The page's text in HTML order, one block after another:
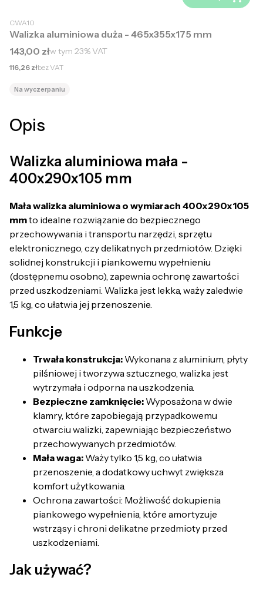
CWA10
Walizka aluminiowa duża - 465x355x175 mm
Cena brutto
143,00 złw tym 23%VAT
Cena netto
116,26 złbez VAT
Na wyczerpaniu
Opis
Walizka aluminiowa mała -
400x290x105 mm
Mała walizka aluminiowa o wymiarach 400x290x105
mmto idealne rozwiązanie do bezpiecznego
przechowywania i transportu narzędzi, sprzętu
elektronicznego, czy delikatnych przedmiotów. Dzięki
solidnej konstrukcji i piankowemu wypełnieniu
(dostępnemu osobno), zapewnia ochronę zawartości
przed uszkodzeniami. Walizka jest lekka, waży zaledwie
1,5 kg, co ułatwia jej przenoszenie.
Funkcje
Trwała konstrukcja: Wykonana z aluminium, płyty
pilśniowej i tworzywa sztucznego, walizka jest
wytrzymała i odporna na uszkodzenia.
Bezpieczne zamknięcie: Wyposażona w dwie
klamry, które zapobiegają przypadkowemu
otwarciu walizki, zapewniając bezpieczeństwo
przechowywanych przedmiotów.
Mała waga: Waży tylko 1,5 kg, co ułatwia
przenoszenie, a dodatkowy uchwyt zwiększa
komfort użytkowania.
Ochrona zawartości: Możliwość dokupienia
piankowego wypełnienia, które amortyzuje
wstrząsy i chroni delikatne przedmioty przed
uszkodzeniami.
Jak używać?